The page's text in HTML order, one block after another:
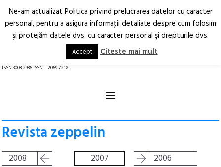
Arhitectură.
Oraș.
RO EN
ISSN 3008-2986 ISSN-L 2069-721X
≡
Revista zeppelin
2008 2007 2006
Ne-am actualizat Politica privind prelucrarea datelor cu caracter
personal, pentru a asigura informaţii detaliate despre cum folosim
şi protejăm datele dvs. cu caracter personal şi drepturile dvs.
Accept Citeste mai mult